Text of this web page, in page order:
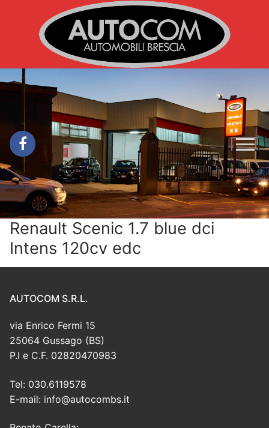
contenuto
Renault Scenic 1.7 blue dci
Intens 120cv edc
AUTOCOM S.R.L.
via Enrico Fermi 15
25064 Gussago (BS)
P.I e C.F. 02820470983
Tel: 030.6119578
E-mail: info@autocombs.it